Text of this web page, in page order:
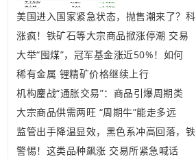
美国进入国家紧急状态，抛售潮来了？科
涨疯！铁矿石等大宗商品掀涨停潮 交易
大举“囤煤”，冠军基金涨近50%！如何
稀有金属 锂精矿价格继续上行
机构鏖战“通胀交易”：商品引爆周期类
大宗商品供需两旺 “周期牛”能走多远
监管出手降温显效，黑色系冲高回落，铁
警惕！这类品种飙涨 交易所紧急喊话